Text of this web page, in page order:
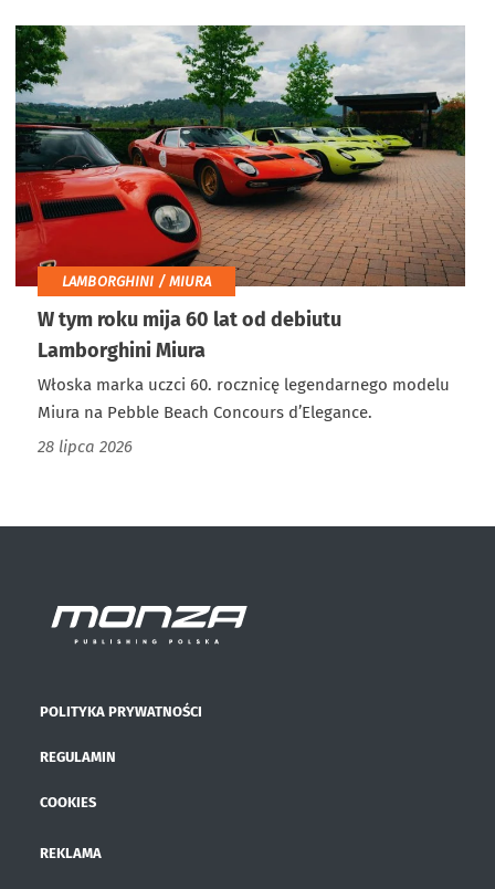
LAMBORGHINI / MIURA
W tym roku mija 60 lat od debiutu
Lamborghini Miura
Włoska marka uczci 60. rocznicę legendarnego modelu
Miura na Pebble Beach Concours d’Elegance.
28 lipca 2026
POLITYKA PRYWATNOŚCI
REGULAMIN
COOKIES
REKLAMA